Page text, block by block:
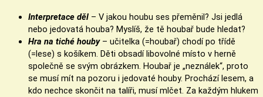
Interpretace děl – V jakou houbu ses přeměnil? Jsi jedlá
nebo jedovatá houba? Myslíš, že tě houbař bude hledat?
Hra na tiché houby– učitelka (=houbař) chodí po třídě
(=lese) s košíkem. Děti obsadí libovolné místo v herně
společně se svým obrázkem. Houbař je „neználek“, proto
se musí mít na pozoru i jedovaté houby. Prochází lesem, a
kdo nechce skončit na talíři, musí mlčet. Za každým hlukem